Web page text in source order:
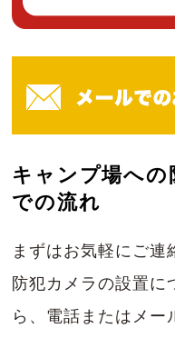
キャンプ場への
での流れ
まずはお気軽にご連
防犯カメラの設置に
ら、電話またはメー